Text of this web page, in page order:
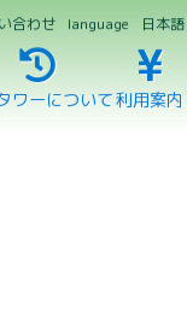
合わせ language 日本語
ワーについて利用案内